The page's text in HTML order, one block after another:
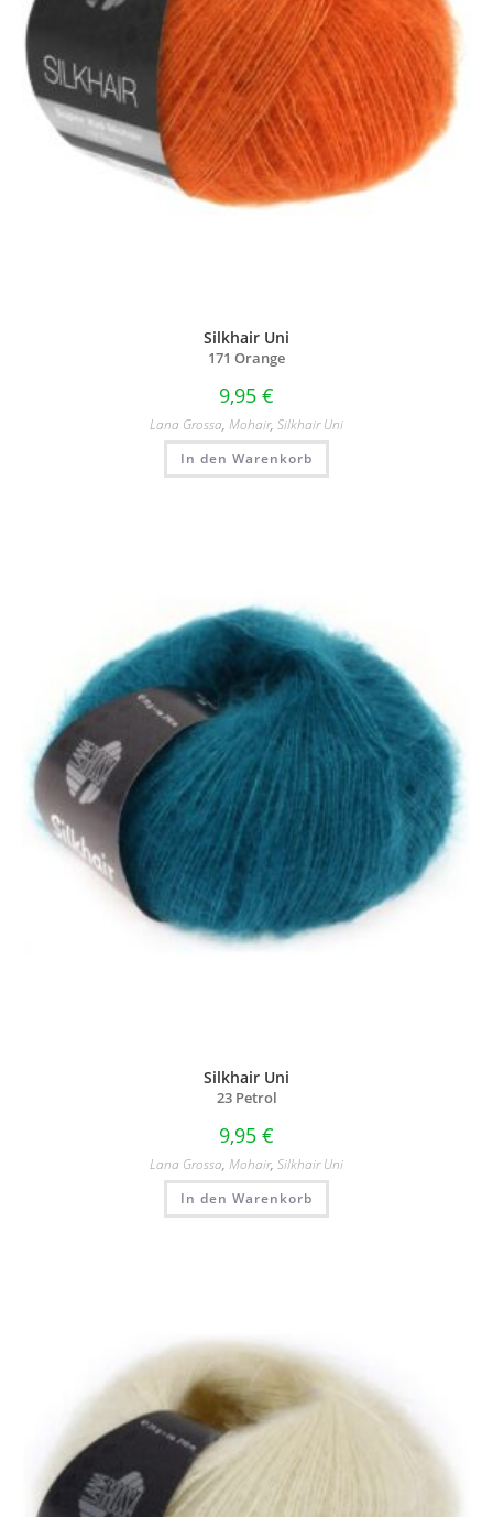
Silkhair Uni
171 Orange
9,95 €
Lana Grossa, Mohair, Silkhair Uni
In den Warenkorb
Silkhair Uni
23 Petrol
9,95 €
Lana Grossa, Mohair, Silkhair Uni
In den Warenkorb